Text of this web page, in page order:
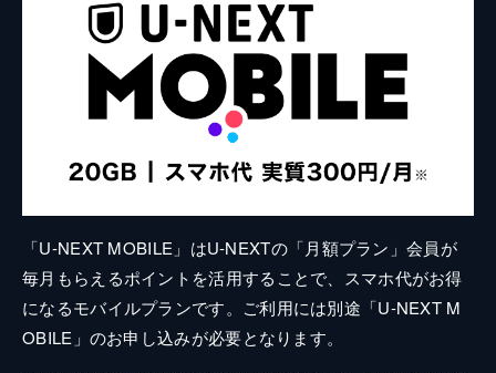
「U-NEXT MOBILE」はU-NEXTの「月額プラン」会員が
毎月もらえるポイントを活用することで、スマホ代がお得
になるモバイルプランです。ご利用には別途「U-NEXT M
OBILE」のお申し込みが必要となります。